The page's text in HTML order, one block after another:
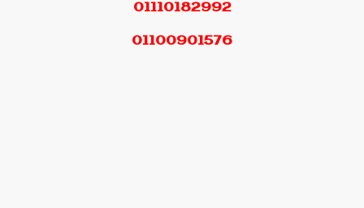
01110182992
01100901576